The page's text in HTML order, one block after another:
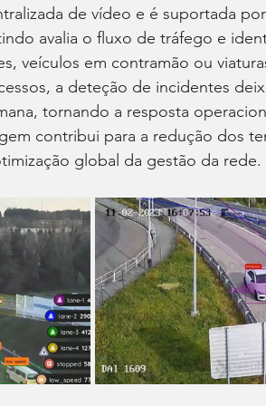
de vídeo e é suportada
avalia o fluxo de tráfego e
veículos em contramão ou
a deteção de incidentes
tornando a resposta
contribui para a redução dos
global da gestão da rede.